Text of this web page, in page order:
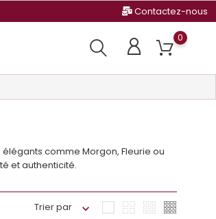
Contactez-nous
0
comme Morgon, Fleurie ou
et authenticité.
Trier par